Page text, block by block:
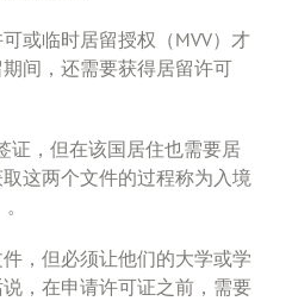
或临时居留授权（MVV）才
间，还需要获得居留许可
证，但在该国居住也需要居
这两个文件的过程称为入境
，但必须让他们的大学或学
，在申请许可证之前，需要